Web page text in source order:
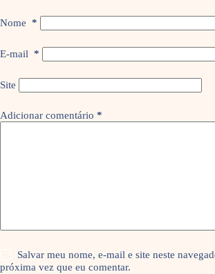
Nome *
E-mail *
Site
Adicionar comentário *
Salvar meu nome, e-mail e site neste
próxima vez que eu comentar.